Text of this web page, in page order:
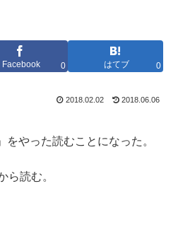
Facebook 0 はてブ 0
2018.02.02 2018.06.06
やった読むことになった。
ら読む。